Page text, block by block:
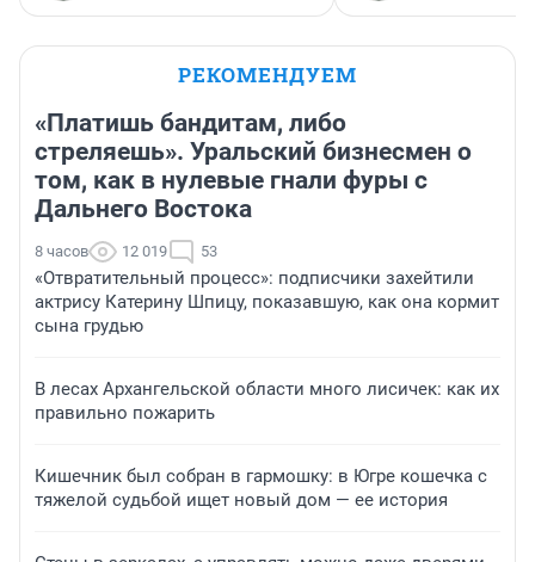
РЕКОМЕНДУЕМ
«Платишь бандитам, либо
стреляешь». Уральский бизнесмен о
том, как в нулевые гнали фуры с
Дальнего Востока
8 часов 12 019 53
«Отвратительный процесс»: подписчики захейтили
актрису Катерину Шпицу, показавшую, как она кормит
сына грудью
В лесах Архангельской области много лисичек: как их
правильно пожарить
Кишечник был собран в гармошку: в Югре кошечка с
тяжелой судьбой ищет новый дом — ее история